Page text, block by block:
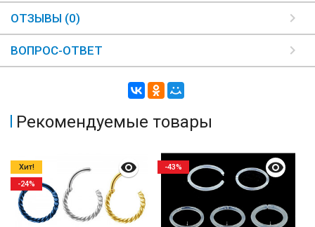
ОТЗЫВЫ (0)
ВОПРОС-ОТВЕТ
Рекомендуемые товары
Хит!
-24%
-43%